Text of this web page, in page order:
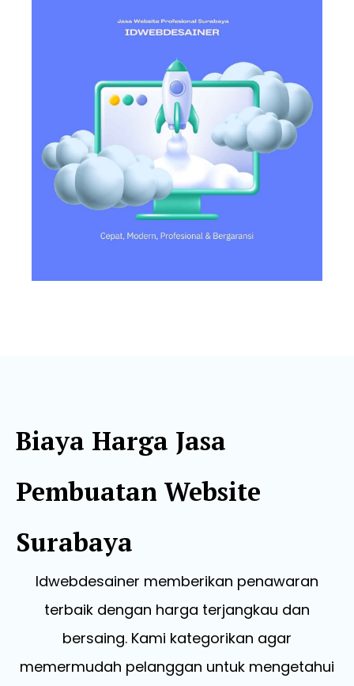
Biaya Harga Jasa
Pembuatan Website
Surabaya
Idwebdesainer memberikan penawaran
terbaik dengan harga terjangkau dan
bersaing. Kami kategorikan agar
memermudah pelanggan untuk mengetahui